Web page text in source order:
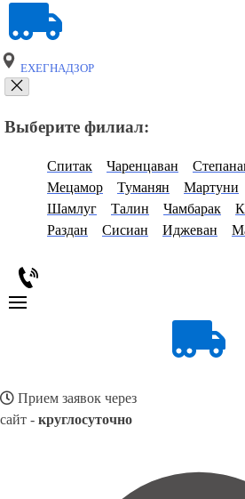
ЕХЕГНАДЗОР
Выберите филиал:
Спитак Чаренцаван
Мецамор
Туманян Мартуни
Шамлуг
Талин Чамбарак
Раздан
Сисиан Иджеван
Прием заявок через
сайт - круглосуточно